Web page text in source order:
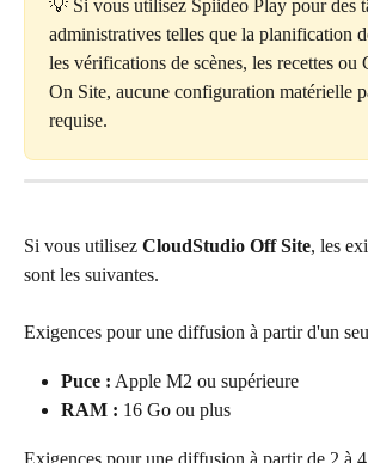
💡 Si vous utilisez Spiideo Play pour des
administratives telles que la planification
les vérifications de scènes, les recettes ou
On Site, aucune configuration matérielle
requise.
Si vous utilisez CloudStudio Off Site, les
sont les suivantes.
Exigences pour une diffusion à partir d'un
Puce : Apple M2 ou supérieure
RAM : 16 Go ou plus
Exigences pour une diffusion à partir de 2 à